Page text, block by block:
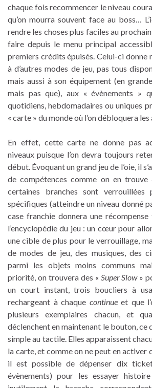
chaque fois recommencer le niveau
qu’on mourra souvent face au boss…
rendre les choses plus faciles au
faire depuis le menu principal
premiers crédits épuisés. Celui-ci donne
à d’autres modes de jeu, pas tous
mais aussi à son équipement (en
mais pas que), aux « évènements »
quotidiens, hebdomadaires ou uniques
« carte » du monde où l’on débloquera
En effet, cette carte ne donne pas
niveaux puisque l’on devra toujours
début. Évoquant un grand jeu de l’oie, il
de compétences comme on en trouve
certaines branches sont verrouillées
spécifiques (atteindre un niveau donné
case franchie donnera une
l’encyclopédie du jeu : un cœur pour
une cible de plus pour le verrouillage,
de modes de jeu, des musiques, des
parmi les objets moins communs
priorité, on trouvera des « Super Slow»
un court instant, trois boucliers à
rechargeant à chaque continueet que
plusieurs exemplaires chacun, et
déclenchent en maintenant le bouton, ce
simple au tactile. Elles apparaissent
la carte, et comme on ne peut en activer
il est possible de dépenser dix
évènements) pour les essayer histoire